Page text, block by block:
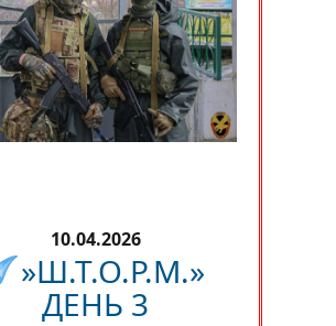
10.04.2026
»Ш.Т.О.Р.М.»
ДЕНЬ 3